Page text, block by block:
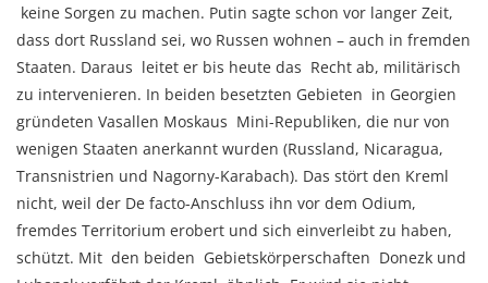
keine Sorgen zu machen. Putin sagte schon vor langer Zeit,
dass dort Russland sei, wo Russen wohnen – auch in fremden
Staaten. Daraus leitet er bis heute das Recht ab, militärisch
zu intervenieren. In beiden besetzten Gebieten in Georgien
gründeten Vasallen Moskaus Mini-Republiken, die nur von
wenigen Staaten anerkannt wurden (Russland, Nicaragua,
Transnistrien und Nagorny-Karabach). Das stört den Kreml
nicht, weil der De facto-Anschluss ihn vor dem Odium,
fremdes Territorium erobert und sich einverleibt zu haben,
schützt. Mit den beiden Gebietskörperschaften Donezk und